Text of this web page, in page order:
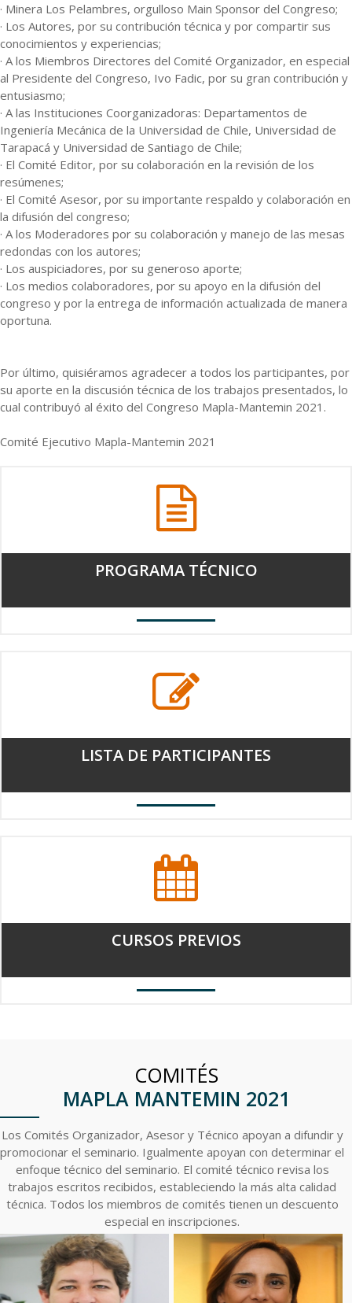
· Minera Los Pelambres, orgulloso Main Sponsor del Congreso;
· Los Autores, por su contribución técnica y por compartir sus
conocimientos y experiencias;
· A los Miembros Directores del Comité Organizador, en especial
al Presidente del Congreso, Ivo Fadic, por su gran contribución y
entusiasmo;
· A las Instituciones Coorganizadoras: Departamentos de
Ingeniería Mecánica de la Universidad de Chile, Universidad de
Tarapacá y Universidad de Santiago de Chile;
· El Comité Editor, por su colaboración en la revisión de los
resúmenes;
· El Comité Asesor, por su importante respaldo y colaboración en
la difusión del congreso;
· A los Moderadores por su colaboración y manejo de las mesas
redondas con los autores;
· Los auspiciadores, por su generoso aporte;
· Los medios colaboradores, por su apoyo en la difusión del
congreso y por la entrega de información actualizada de manera
oportuna.
Por último, quisiéramos agradecer a todos los participantes, por
su aporte en la discusión técnica de los trabajos presentados, lo
cual contribuyó al éxito del Congreso Mapla-Mantemin 2021.
Comité Ejecutivo Mapla-Mantemin 2021
PROGRAMA TÉCNICO
LISTA DE PARTICIPANTES
CURSOS PREVIOS
COMITÉS
MAPLA MANTEMIN 2021
Los Comités Organizador, Asesor y Técnico apoyan a difundir y
promocionar el seminario. Igualmente apoyan con determinar el
enfoque técnico del seminario. El comité técnico revisa los
trabajos escritos recibidos, estableciendo la más alta calidad
técnica. Todos los miembros de comités tienen un descuento
especial en inscripciones.